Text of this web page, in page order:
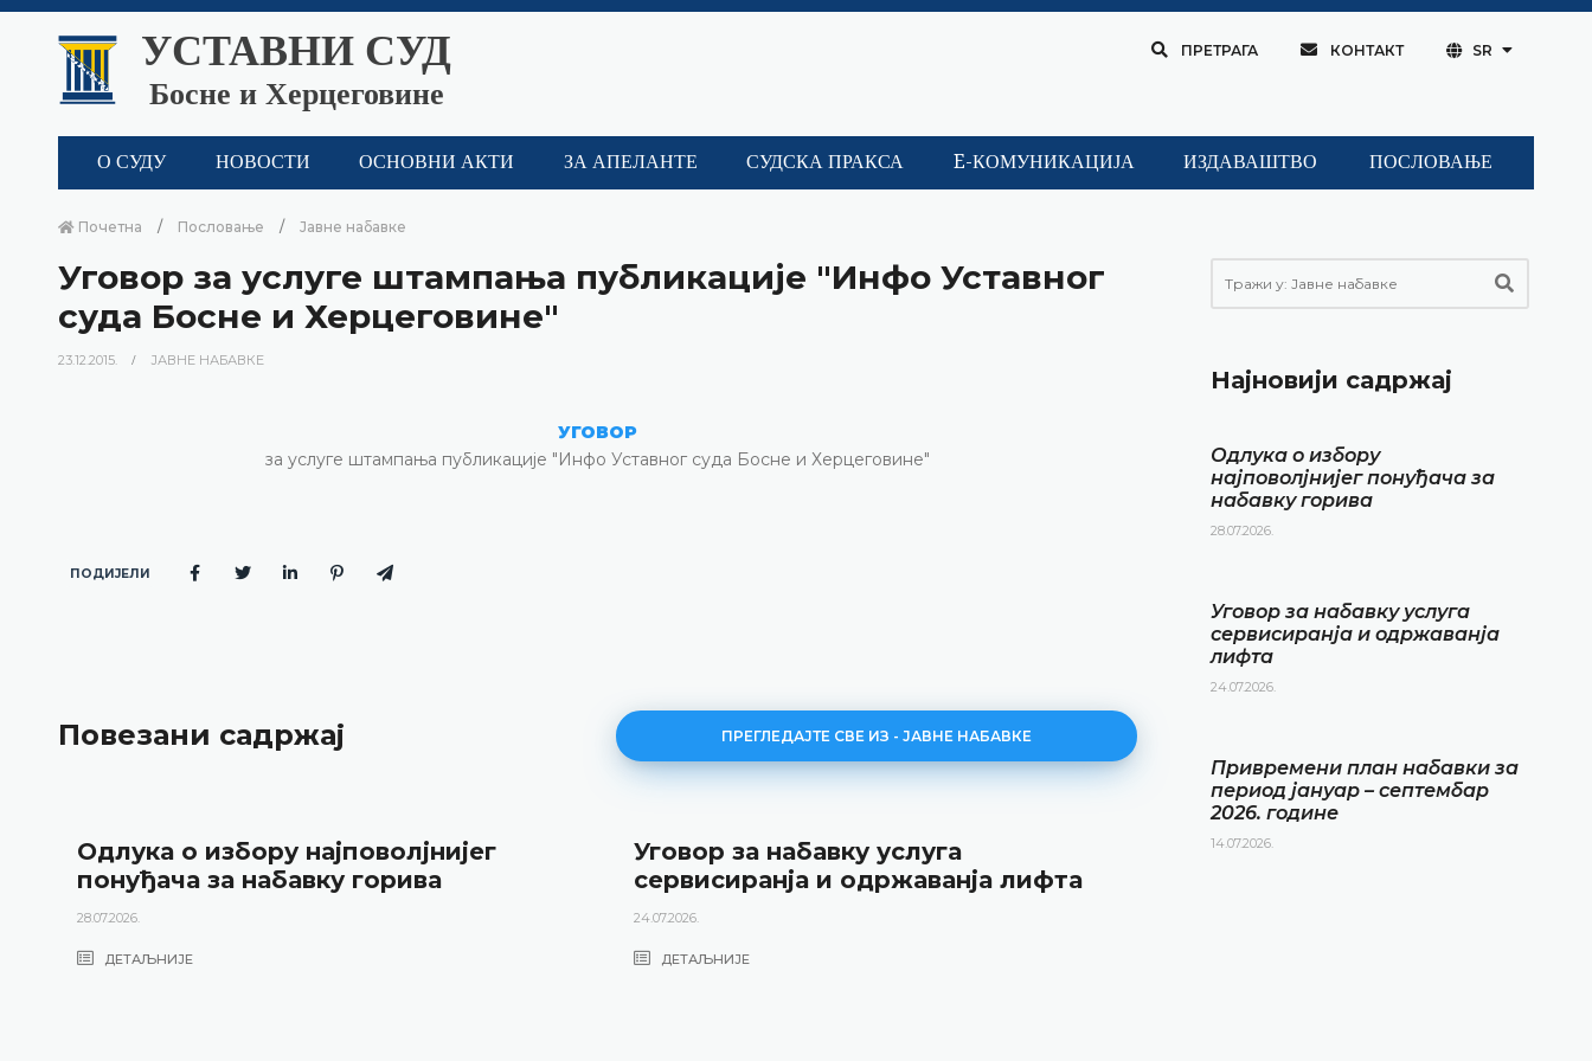
УСТАВНИ СУД
Босне и Херцеговине
ПРЕТРАГА КОНТАКТ SR
О СУДУ НОВОСТИ ОСНОВНИ АКТИ ЗА АПЕЛАНТЕ СУДСКА ПРАКСА E-КОМУНИКАЦИЈА ИЗДАВАШТВО ПОСЛОВАЊЕ
Почетна Пословање Јавне набавке
Уговор за услуге штампања публикације "Инфо Уставног
суда Босне и Херцеговине"
23.12.2015. ЈАВНЕ НАБАВКЕ
УГОВОР
за услуге штампања публикације "Инфо Уставног суда Босне и Херцеговине"
ПОДИЈЕЛИ
Повезани садржај ПРЕГЛЕДАЈТЕ СВЕ ИЗ - ЈАВНЕ НАБАВКЕ
Одлука о избору најповолјнијег
понуђача за набавку горива
28.07.2026.
ДЕТАЉНИЈЕ
Уговор за набавку услуга
сервисиранја и одржаванја лифта
24.07.2026.
ДЕТАЉНИЈЕ
Привремени план набавки за
Најновији садржај
Одлука о избору
најповолјнијег понуђача за
набавку горива
28.07.2026.
Уговор за набавку услуга
сервисиранја и одржаванја
лифта
24.07.2026.
Привремени план набавки за
период јануар – септембар
2026. године
14.07.2026.